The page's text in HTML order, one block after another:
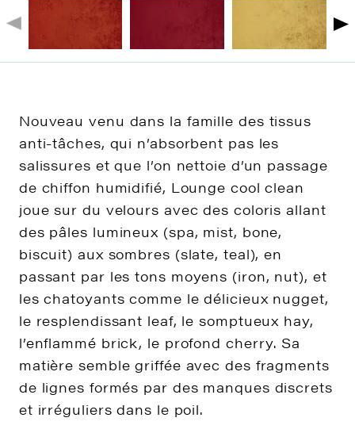
Nouveau venu dans la famille des tissus
anti-tâches, qui n’absorbent pas les
salissures et que l’on nettoie d’un passage
de chiffon humidifié, Lounge cool clean
joue sur du velours avec des coloris allant
des pâles lumineux (spa, mist, bone,
biscuit) aux sombres (slate, teal), en
passant par les tons moyens (iron, nut), et
les chatoyants comme le délicieux nugget,
le resplendissant leaf, le somptueux hay,
l’enflammé brick, le profond cherry. Sa
matière semble griffée avec des fragments
de lignes formés par des manques discrets
et irréguliers dans le poil.